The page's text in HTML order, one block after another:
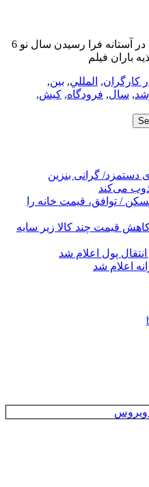
پروازهاي فرودگاه بين المللي كيش در آستانه فرا رسيدن سال نو 6
باران فیلم
کارگران, المللي, بين,
, سال, فرودگاه, كيش,
۶۸ تا ۸۳ درصدی دستمزد/ گرانی بنزین
می‌کند
/ توافق، قیمت خانه را
کاهش قیمت چند کالا زیر سایه
پول اعلام شد
اعلام شد
ویروس